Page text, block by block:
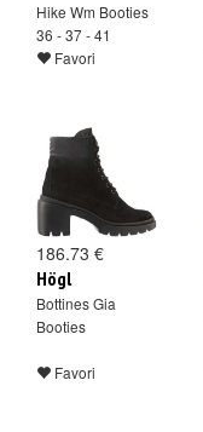
Hike Wm Booties
36 - 37 - 41
Favori
186.73 €
Högl
Bottines Gia
Booties
Favori